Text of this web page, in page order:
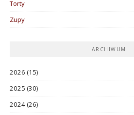
Torty
Zupy
ARCHIWUM
2026 (15)
2025 (30)
2024(26)